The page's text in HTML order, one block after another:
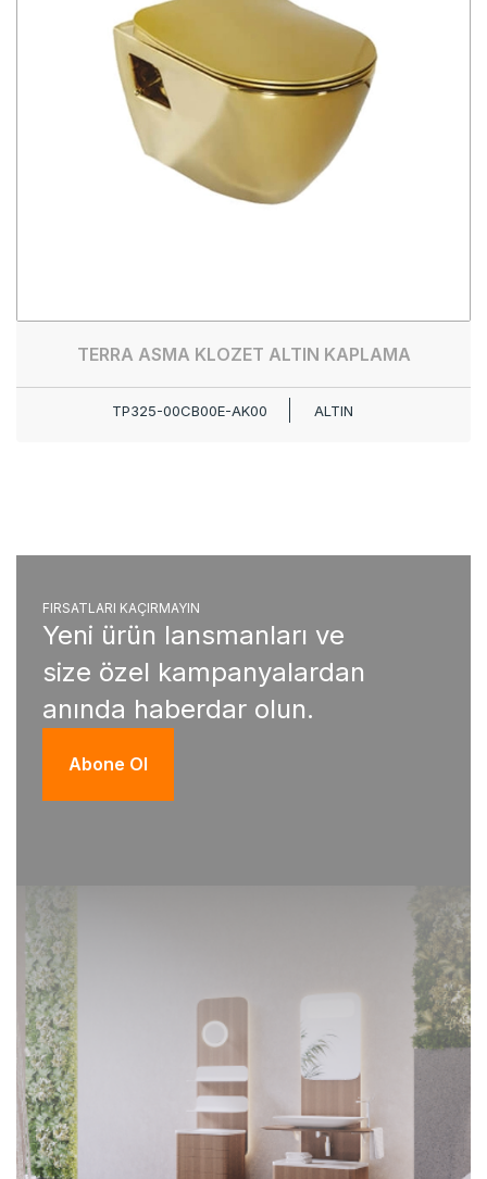
TERRA ASMA KLOZET ALTIN KAPLAMA
TP325-00CB00E-AK00 ALTIN
FIRSATLARI KAÇIRMAYIN
Yeni ürün lansmanları ve
size özel kampanyalardan
anında haberdar olun.
Abone Ol